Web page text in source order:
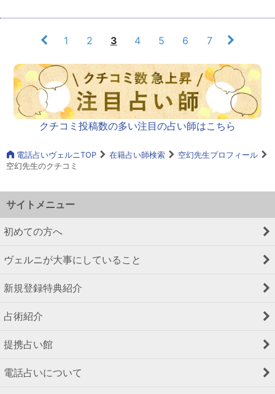
1 2 3 4 5 6 7
クチコミ投稿数の多い注目の占い師はこちら
電話占いヴェルニTOP 在籍占い師検索
空幻先生プロフィール
空幻先生のクチコミ
サイトメニュー
初めての方へ
ヴェルニが大事にしていること
新規登録特典紹介
占術紹介
提携占い館
電話占いについて